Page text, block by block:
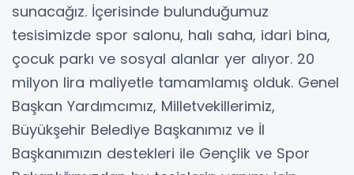
sunacağız. İçerisinde bulunduğumuz
tesisimizde spor salonu, halı saha, idari bina,
çocuk parkı ve sosyal alanlar yer alıyor. 20
milyon lira maliyetle tamamlamış olduk. Genel
Başkan Yardımcımız, Milletvekillerimiz,
Büyükşehir Belediye Başkanımız ve İl
Başkanımızın destekleri ile Gençlik ve Spor